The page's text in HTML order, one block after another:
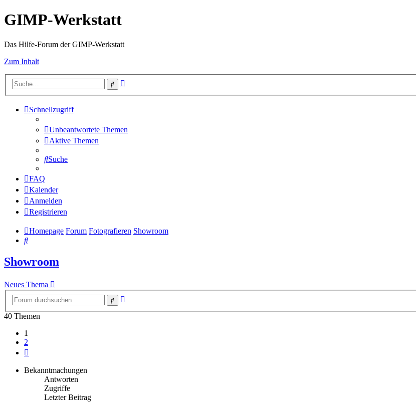
GIMP-Werkstatt
Das Hilfe-Forum der GIMP-Werkstatt
Zum Inhalt
Suche
Schnellzugriff
Unbeantwortete Themen
Aktive Themen
Suche
FAQ
Kalender
Anmelden
Registrieren
Homepage Forum Fotografieren Showroom
Suche
Showroom
Neues Thema
Suche
40 Themen
1
2
Bekanntmachungen
Antworten
Zugriffe
Letzter Beitrag